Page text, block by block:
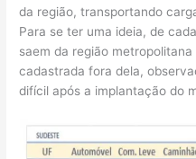
da região, transportando
Para se ter uma ideia, de
saem da região
cadastrada fora dela,
difícil após a implantação do